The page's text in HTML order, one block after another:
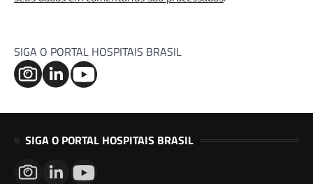
SIGA O PORTAL HOSPITAIS BRASIL
SIGA O PORTAL HOSPITAIS BRASIL